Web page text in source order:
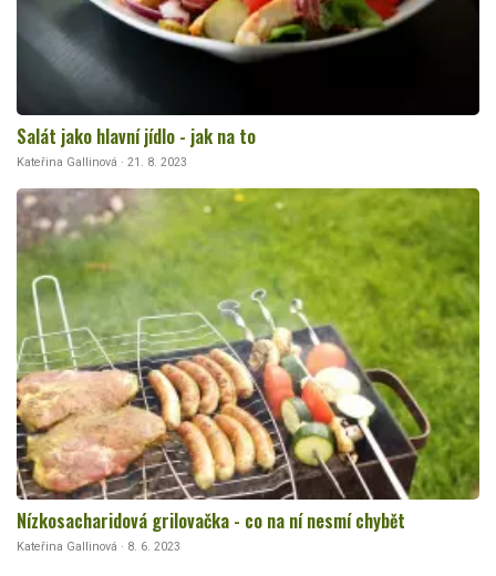
Salát jako hlavní jídlo - jak na to
Kateřina Gallinová · 21. 8. 2023
Nízkosacharidová grilovačka - co na ní nesmí chybět
Kateřina Gallinová · 8. 6. 2023